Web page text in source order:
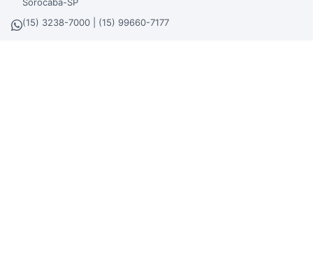
(15) 3238-7000 | (15) 99660-7177